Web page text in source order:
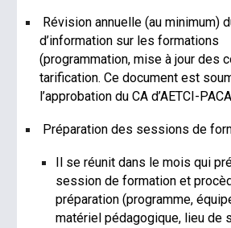
Révision annuelle (au minimum)
d’information sur les formations
(programmation, mise à jour des
tarification. Ce document est
l’approbation du CA d’AETCI-
Préparation des sessions de
Il se réunit dans le mois qui
session de formation et
préparation (programme,
matériel pédagogique, lieu de